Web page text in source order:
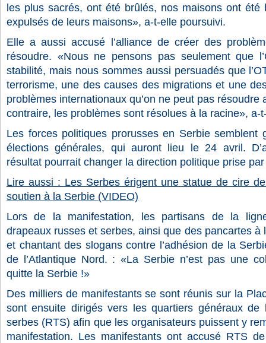
les plus sacrés, ont été brûlés, nos maisons ont
expulsés de leurs maisons», a-t-elle poursuivi.
Elle a aussi accusé l’alliance de créer des
résoudre. «Nous ne pensons pas seulement que
stabilité, mais nous sommes aussi persuadés que
terrorisme, une des causes des migrations et une
problèmes internationaux qu’on ne peut pas
contraire, les problèmes sont résolues à la racine», a-
Les forces politiques prorusses en Serbie semblent
élections générales, qui auront lieu le 24 avril.
résultat pourrait changer la direction politique prise
Lire aussi : Les Serbes érigent une statue de cire
soutien à la Serbie (VIDEO)
Lors de la manifestation, les partisans de la
drapeaux russes et serbes, ainsi que des pancartes à
et chantant des slogans contre l’adhésion de la
de l’Atlantique Nord. : «La Serbie n’est pas une
quitte la Serbie !»
Des milliers de manifestants se sont réunis sur la
sont ensuite dirigés vers les quartiers généraux
serbes (RTS) afin que les organisateurs puissent y
manifestation. Les manifestants ont accusé RTS